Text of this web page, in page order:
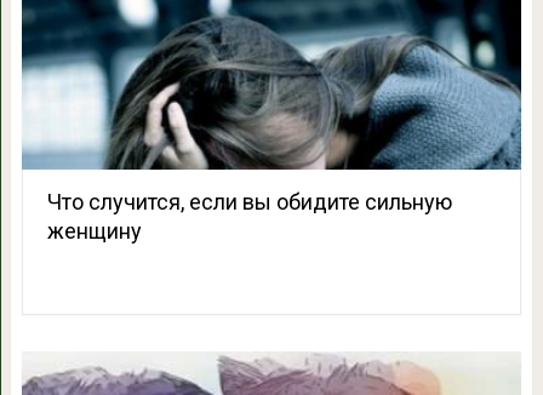
Что случится, если вы обидите сильную
женщину